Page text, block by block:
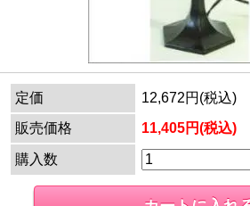
定価
12,672円(税込)
販売価格
11,405円(税込)
購入数